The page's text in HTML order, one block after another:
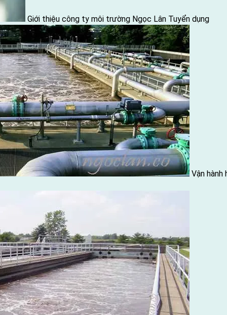
Giới thiệu công ty môi trường Ngọc Lân Tuyển dụng
Vận